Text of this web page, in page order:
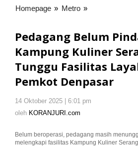
Homepage » Metro »
ke
Kampung
Kuliner
Tunggu
Denpasar
Pedagang Belum
Kampung Kuliner
Tunggu Fasilitas
Pemkot Denpasar
14 Oktober 2025 | 6:01 pm
oleh KORANJURI.com
Belum beroperasi, pedagang masih
melengkapi fasilitas Kampung Kuliner